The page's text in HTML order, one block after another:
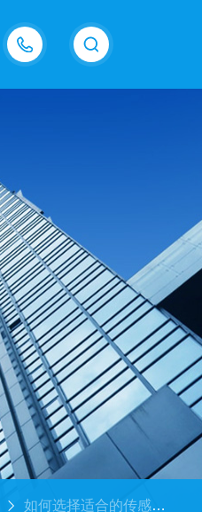
13826505971
如何选择适合的传感器？